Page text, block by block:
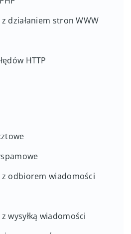
działaniem stron WWW
HTTP
odbiorem wiadomości
wysyłką wiadomości